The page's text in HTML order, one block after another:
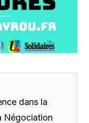
dans la
Négociation